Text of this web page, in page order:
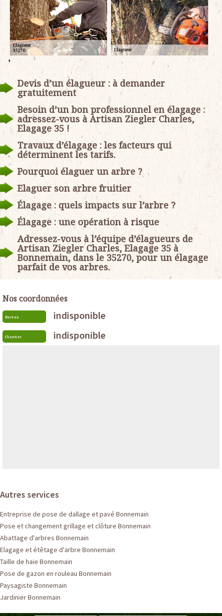
Devis d’un élagueur : à demander
gratuitement
Besoin d’un bon professionnel en élagage :
adressez-vous à Artisan Ziegler Charles,
Elagage 35 !
Travaux d’élagage : les facteurs qui
déterminent les tarifs.
Pourquoi élaguer un arbre ?
Elaguer son arbre fruitier
Élagage : quels impacts sur l’arbre ?
Élagage : une opération à risque
Adressez-vous à l’équipe d’élagueurs de
Artisan Ziegler Charles, Elagage 35 à
Bonnemain, dans le 35270, pour un élagage
parfait de vos arbres.
Nos coordonnées
Bureau indisponible
Chantier indisponible
Autres services
Entreprise de pose de dallage et pavé Bonnemain
Pose et changement grillage et clôture Bonnemain
Abattage d'arbres Bonnemain
Elagage et étêtage d'arbre Bonnemain
Taille de haie Bonnemain
Pose de gazon en rouleau Bonnemain
Paysagiste Bonnemain
Jardinier Bonnemain